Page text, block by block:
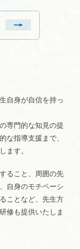
自身が自信を持っ
専門的な知見の提
な指導支援まで、
ます。
ること、周囲の先
自身のモチベーシ
ことなど、先生方
修も提供いたしま